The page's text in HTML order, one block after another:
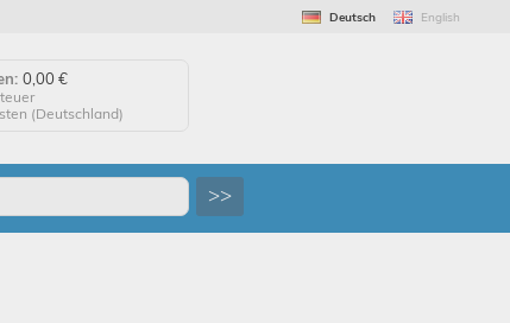
Deutsch English
0,00 €
(Deutschland)
>>